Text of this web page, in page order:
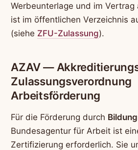
Werbeunterlage und im Vertrag
ist im öffentlichen Verzeichnis
(siehe ZFU-Zulassung).
AZAV —
Zulassungsverordnung
Arbeitsförderung
Für die Förderung durch
Bundesagentur für Arbeit ist
Zertifizierung erforderlich. Sie